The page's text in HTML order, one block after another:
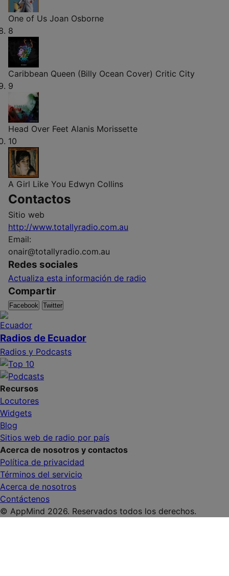
One of Us Joan Osborne
8
Caribbean Queen (Billy Ocean Cover) Critic City
9
Head Over Feet Alanis Morissette
10
A Girl Like You Edwyn Collins
Contactos
Sitio web
http://www.totallyradio.com.au
Email:
onair@totallyradio.com.au
Redes sociales
Actualiza esta información de radio
Compartir
Facebook Twitter
Radios de Ecuador
Radios y Podcasts
Recursos
Locutores
Widgets
Blog
Sitios web de radio por país
Acerca de nosotros y contactos
Política de privacidad
Términos del servicio
Acerca de nosotros
Contáctenos
© AppMind 2026. Reservados todos los derechos.